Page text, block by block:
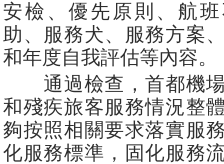
安檢、優先原則、航
助、服務犬、服務方案
和年度自我評估等內容。
通過檢查，首都機場
和殘疾旅客服務情況整
夠按照相關要求落實服
化服務標準，固化服務